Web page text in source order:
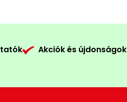
Akciók és újdonságok